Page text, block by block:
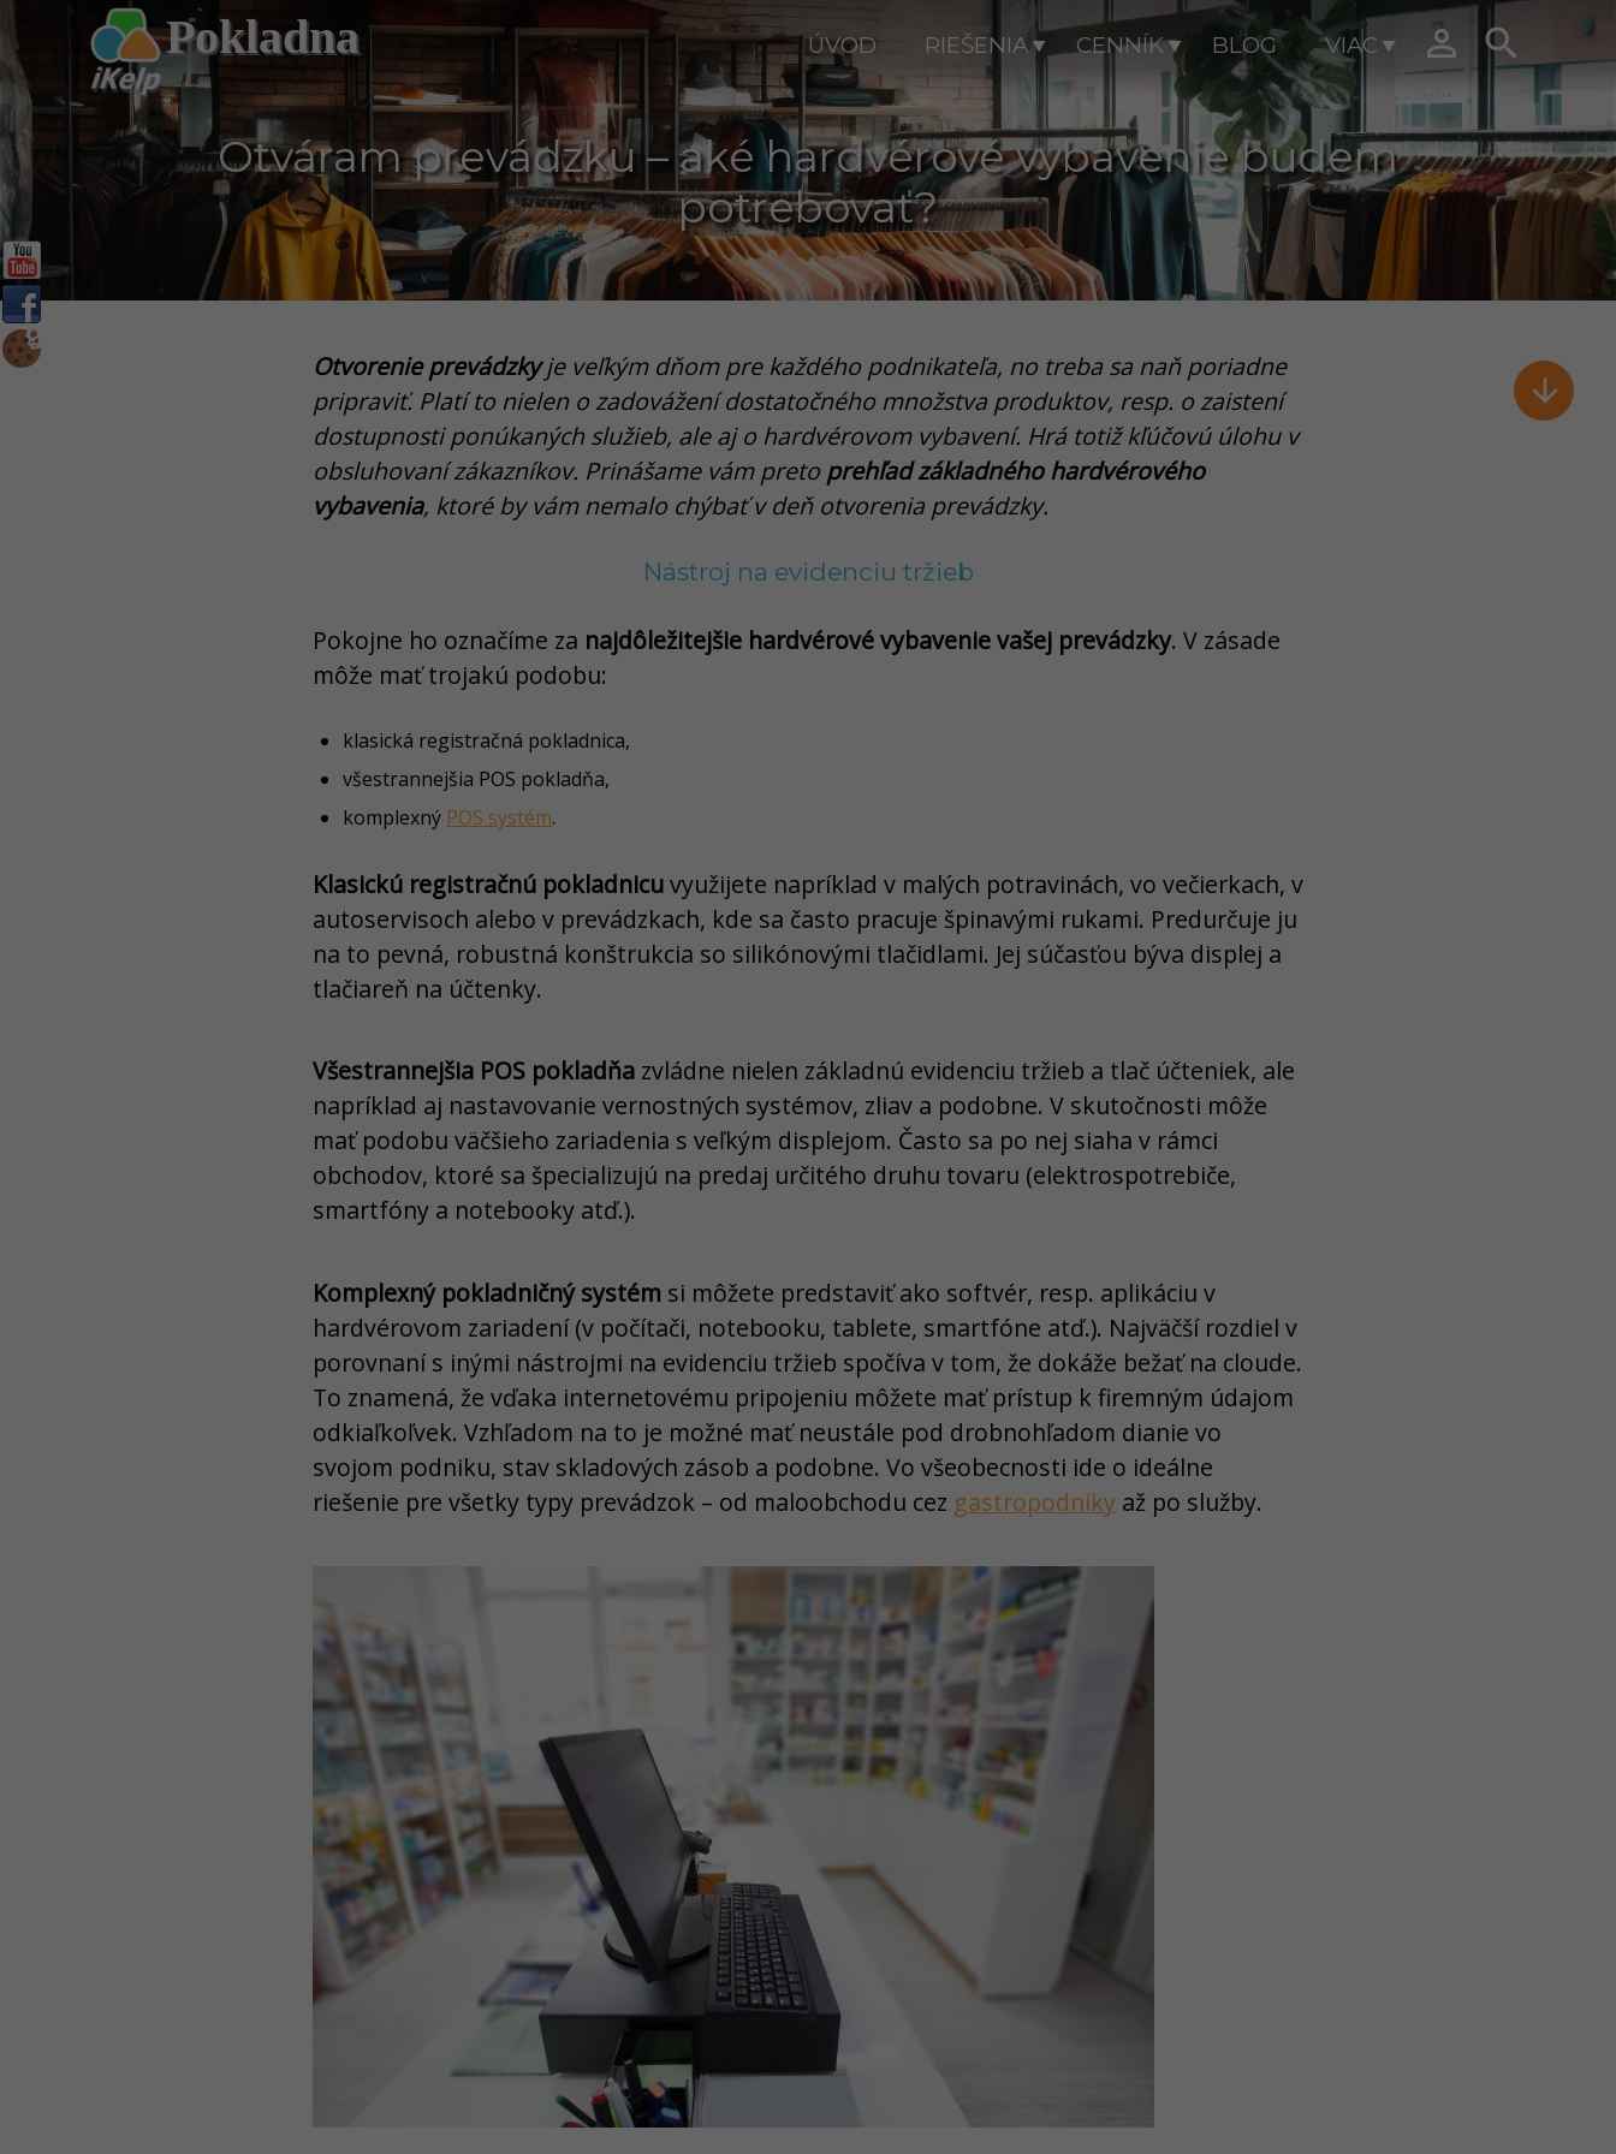
Pokladna ÚVOD RIEŠENIA CENNÍK BLOG VIAC  

Otváram prevádzku – aké hardvérové vybavenie budem
potrebovať?
Otvorenie prevádzkyje veľkým dňom pre každého podnikateľa, no treba sa naň poriadne
pripraviť. Platí to nielen o zadovážení dostatočného množstva produktov, resp. o zaistení
dostupnosti ponúkaných služieb, ale aj o hardvérovom vybavení. Hrá totiž kľúčovú úlohu v
obsluhovaní zákazníkov. Prinášame vám preto prehľad základného hardvérového
vybavenia, ktoré by vám nemalo chýbať v deň otvorenia prevádzky.
Nástroj na evidenciu tržieb
Pokojne ho označíme za najdôležitejšie hardvérové vybavenie vašej prevádzky. V zásade
môže mať trojakú podobu:
klasická registračná pokladnica,
všestrannejšia POS pokladňa,
komplexný POS systém.
Klasickú registračnú pokladnicuvyužijete napríklad v malých potravinách, vo večierkach, v
autoservisoch alebo v prevádzkach, kde sa často pracuje špinavými rukami. Predurčuje ju
na to pevná, robustná konštrukcia so silikónovými tlačidlami. Jej súčasťou býva displej a
tlačiareň na účtenky.
Všestrannejšia POS pokladňa zvládne nielen základnú evidenciu tržieb a tlač účteniek, ale
napríklad aj nastavovanie vernostných systémov, zliav a podobne. V skutočnosti môže
mať podobu väčšieho zariadenia s veľkým displejom. Často sa po nej siaha v rámci
obchodov, ktoré sa špecializujú na predaj určitého druhu tovaru (elektrospotrebiče,
smartfóny a notebooky atď.).
Komplexný pokladničný systém si môžete predstaviť ako softvér, resp. aplikáciu v
hardvérovom zariadení (v počítači, notebooku, tablete, smartfóne atď.). Najväčší rozdiel v
porovnaní s inými nástrojmi na evidenciu tržieb spočíva v tom, že dokáže bežať na cloude.
To znamená, že vďaka internetovému pripojeniu môžete mať prístup k firemným údajom
odkiaľkoľvek. Vzhľadom na to je možné mať neustále pod drobnohľadom dianie vo
svojom podniku, stav skladových zásob a podobne. Vo všeobecnosti ide o ideálne
riešenie pre všetky typy prevádzok – od maloobchodu cez gastropodniky až po služby.